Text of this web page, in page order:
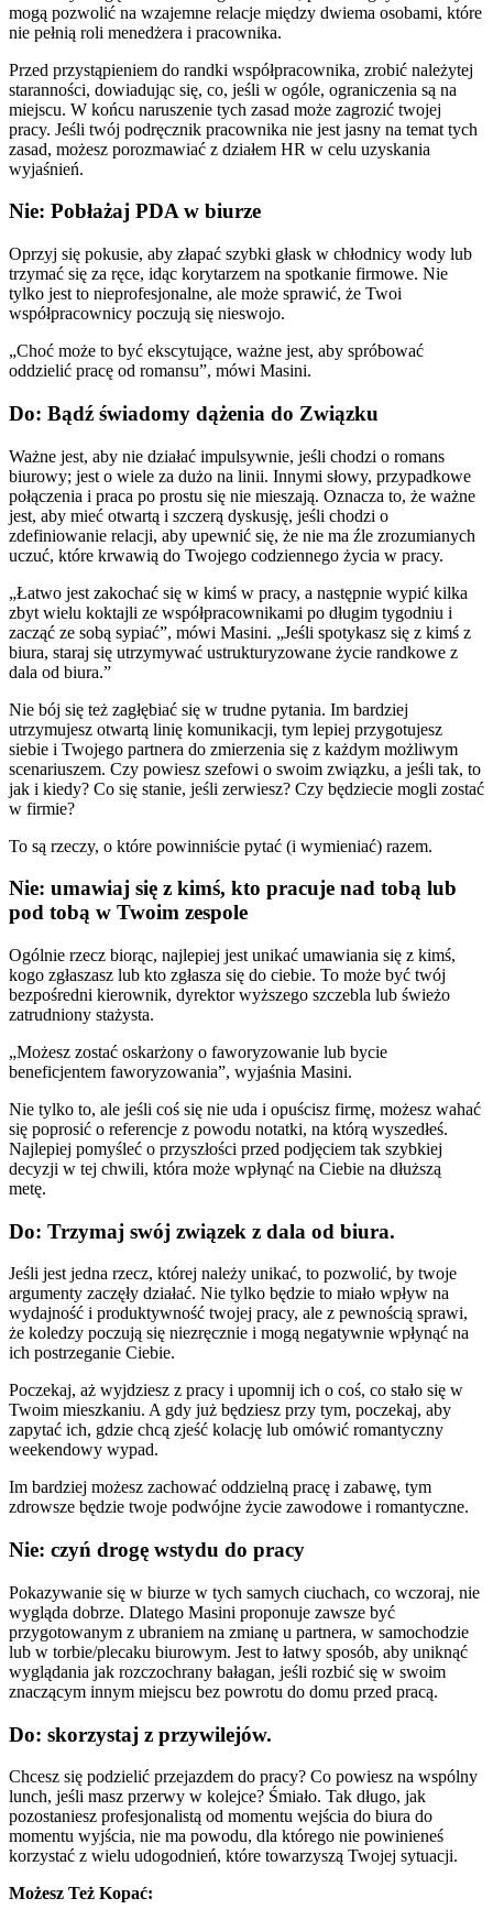
mogą pozwolić na wzajemne relacje między dwiema osobami, które
nie pełnią roli menedżera i pracownika.
Przed przystąpieniem do randki współpracownika, zrobić należytej
staranności, dowiadując się, co, jeśli w ogóle, ograniczenia są na
miejscu. W końcu naruszenie tych zasad może zagrozić twojej
pracy. Jeśli twój podręcznik pracownika nie jest jasny na temat tych
zasad, możesz porozmawiać z działem HR w celu uzyskania
wyjaśnień.
Nie: Pobłażaj PDA w biurze
Oprzyj się pokusie, aby złapać szybki głask w chłodnicy wody lub
trzymać się za ręce, idąc korytarzem na spotkanie firmowe. Nie
tylko jest to nieprofesjonalne, ale może sprawić, że Twoi
współpracownicy poczują się nieswojo.
„Choć może to być ekscytujące, ważne jest, aby spróbować
oddzielić pracę od romansu”, mówi Masini.
Do: Bądź świadomy dążenia do Związku
Ważne jest, aby nie działać impulsywnie, jeśli chodzi o romans
biurowy; jest o wiele za dużo na linii. Innymi słowy, przypadkowe
połączenia i praca po prostu się nie mieszają. Oznacza to, że ważne
jest, aby mieć otwartą i szczerą dyskusję, jeśli chodzi o
zdefiniowanie relacji, aby upewnić się, że nie ma źle zrozumianych
uczuć, które krwawią do Twojego codziennego życia w pracy.
„Łatwo jest zakochać się w kimś w pracy, a następnie wypić kilka
zbyt wielu koktajli ze współpracownikami po długim tygodniu i
zacząć ze sobą sypiać”, mówi Masini. „Jeśli spotykasz się z kimś z
biura, staraj się utrzymywać ustrukturyzowane życie randkowe z
dala od biura.”
Nie bój się też zagłębiać się w trudne pytania. Im bardziej
utrzymujesz otwartą linię komunikacji, tym lepiej przygotujesz
siebie i Twojego partnera do zmierzenia się z każdym możliwym
scenariuszem. Czy powiesz szefowi o swoim związku, a jeśli tak, to
jak i kiedy? Co się stanie, jeśli zerwiesz? Czy będziecie mogli zostać
w firmie?
To są rzeczy, o które powinniście pytać (i wymieniać) razem.
Nie: umawiaj się z kimś, kto pracuje nad tobą lub
pod tobą w Twoim zespole
Ogólnie rzecz biorąc, najlepiej jest unikać umawiania się z kimś,
kogo zgłaszasz lub kto zgłasza się do ciebie. To może być twój
bezpośredni kierownik, dyrektor wyższego szczebla lub świeżo
zatrudniony stażysta.
„Możesz zostać oskarżony o faworyzowanie lub bycie
beneficjentem faworyzowania”, wyjaśnia Masini.
Nie tylko to, ale jeśli coś się nie uda i opuścisz firmę, możesz wahać
się poprosić o referencje z powodu notatki, na którą wyszedłeś.
Najlepiej pomyśleć o przyszłości przed podjęciem tak szybkiej
decyzji w tej chwili, która może wpłynąć na Ciebie na dłuższą
metę.
Do: Trzymaj swój związek z dala od biura.
Jeśli jest jedna rzecz, której należy unikać, to pozwolić, by twoje
argumenty zaczęły działać. Nie tylko będzie to miało wpływ na
wydajność i produktywność twojej pracy, ale z pewnością sprawi,
że koledzy poczują się niezręcznie i mogą negatywnie wpłynąć na
ich postrzeganie Ciebie.
Poczekaj, aż wyjdziesz z pracy i upomnij ich o coś, co stało się w
Twoim mieszkaniu. A gdy już będziesz przy tym, poczekaj, aby
zapytać ich, gdzie chcą zjeść kolację lub omówić romantyczny
weekendowy wypad.
Im bardziej możesz zachować oddzielną pracę i zabawę, tym
zdrowsze będzie twoje podwójne życie zawodowe i romantyczne.
Nie: czyń drogę wstydu do pracy
Pokazywanie się w biurze w tych samych ciuchach, co wczoraj, nie
wygląda dobrze. Dlatego Masini proponuje zawsze być
przygotowanym z ubraniem na zmianę u partnera, w samochodzie
lub w torbie/plecaku biurowym. Jest to łatwy sposób, aby uniknąć
wyglądania jak rozczochrany bałagan, jeśli rozbić się w swoim
znaczącym innym miejscu bez powrotu do domu przed pracą.
Do: skorzystaj z przywilejów.
Chcesz się podzielić przejazdem do pracy? Co powiesz na wspólny
lunch, jeśli masz przerwy w kolejce? Śmiało. Tak długo, jak
pozostaniesz profesjonalistą od momentu wejścia do biura do
momentu wyjścia, nie ma powodu, dla którego nie powinieneś
korzystać z wielu udogodnień, które towarzyszą Twojej sytuacji.
Możesz Też Kopać: